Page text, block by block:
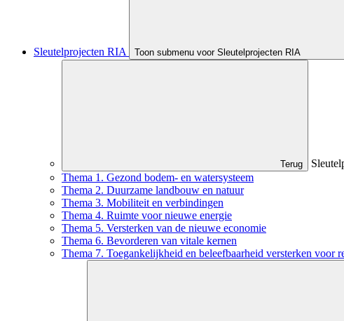
Sleutelprojecten RIA Toon submenu voor Sleutelprojecten RIA
Terug
Thema 1. Gezond bodem- en watersysteem
Thema 2. Duurzame landbouw en natuur
Thema 3. Mobiliteit en verbindingen
Thema 4. Ruimte voor nieuwe energie
Thema 5. Versterken van de nieuwe economie
Thema 6. Bevorderen van vitale kernen
Thema 7. Toegankelijkheid en beleefbaarheid versterken voor